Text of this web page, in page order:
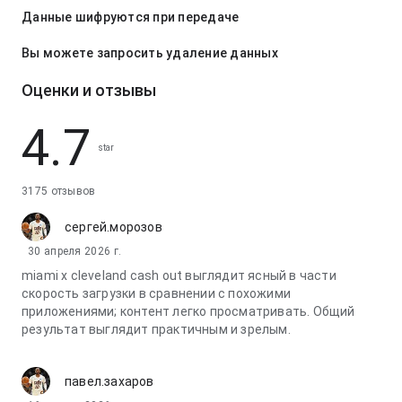
Данные шифруются при передаче
Вы можете запросить удаление данных
Оценки и отзывы
4.7 star
3175 отзывов
сергей.морозов
30 апреля 2026 г.
miami x cleveland cash out выглядит ясный в части
скорость загрузки в сравнении с похожими
приложениями; контент легко просматривать. Общий
результат выглядит практичным и зрелым.
павел.захаров